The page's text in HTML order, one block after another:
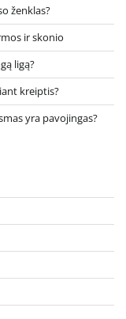
ženklas?
ir skonio
ligą?
kreiptis?
yra pavojingas?